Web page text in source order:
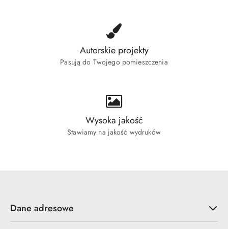
Autorskie projekty
Pasują do Twojego pomieszczenia
Wysoka jakość
Stawiamy na jakość wydruków
Dane adresowe